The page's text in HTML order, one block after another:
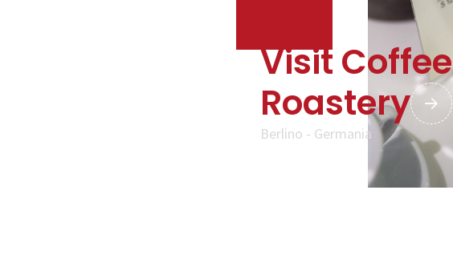
Visit Coffee
Roastery
Berlino - Germania